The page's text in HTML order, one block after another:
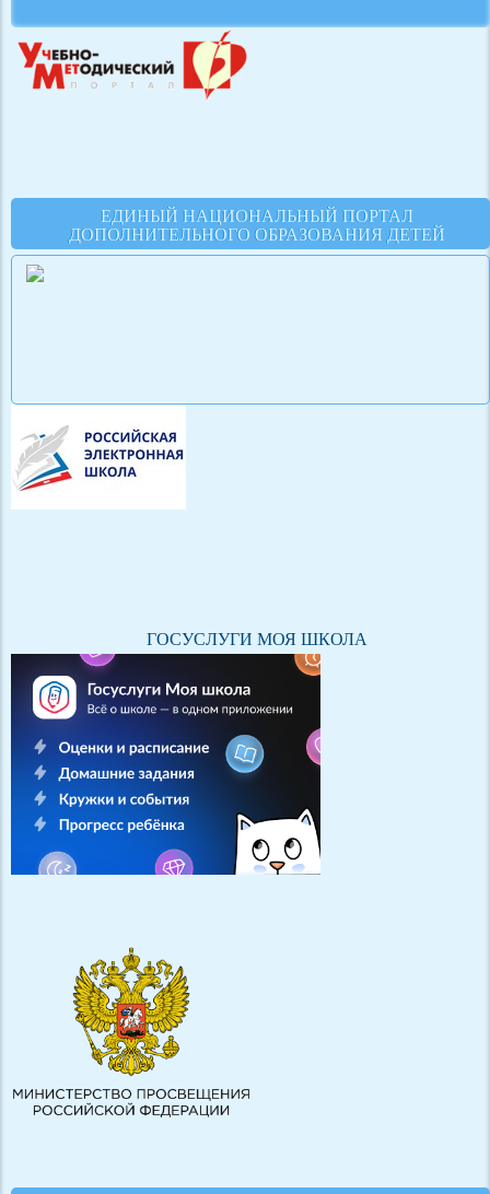
ЕДИНЫЙ НАЦИОНАЛЬНЫЙ ПОРТАЛ
ДОПОЛНИТЕЛЬНОГО ОБРАЗОВАНИЯ ДЕТЕЙ
ГОСУСЛУГИ МОЯ ШКОЛА